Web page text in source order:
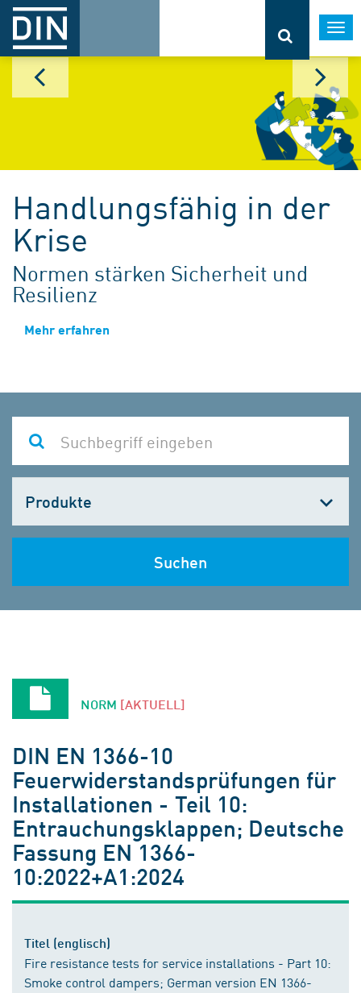
Handlungsfähig in der
Krise
Normen stärken Sicherheit und
Resilienz
Mehr erfahren
wählen
Suchen
NORM [AKTUELL]
DIN EN 1366-10
Feuerwiderstandsprüfungen für
Installationen - Teil 10:
Entrauchungsklappen; Deutsche
Fassung EN 1366-
10:2022+A1:2024
Titel (englisch)
Fire resistance tests for service installations - Part 10:
Smoke control dampers; German version EN 1366-